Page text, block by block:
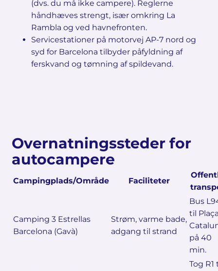
(dvs. du må ikke campere). Reglerne
håndhæves strengt, især omkring La
Rambla og ved havnefronten.
Servicestationer på motorvej AP-7 nord og
syd for Barcelona tilbyder påfyldning af
ferskvand og tømning af spildevand.
Overnatningssteder for
autocampere
Campingplads/Område Faciliteter
Camping 3 Estrellas
Barcelona (Gavà)
Strøm, varme bade,
adgang til strand
Bus
til
på 40
min.
Tog R1